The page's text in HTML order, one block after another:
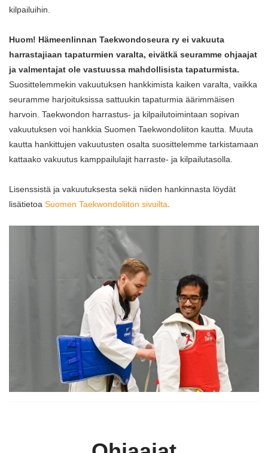
kilpailuihin.
Huom! Hämeenlinnan Taekwondoseura ry ei vakuuta
harrastajiaan tapaturmien varalta, eivätkä seuramme ohjaajat
ja valmentajat ole vastuussa mahdollisista tapaturmista.
Suosittelemmekin vakuutuksen hankkimista kaiken varalta, vaikka
seuramme harjoituksissa sattuukin tapaturmia äärimmäisen
harvoin Taekwondon harrastus- ja kilpailutoimintaan sopivan
vakuutuksen voi hankkia Suomen Taekwondoliiton kautta.
Muuta
kautta hankittujen vakuutusten osalta suosittelemme tarkistamaan
kattaako vakuutus kamppailulajit harraste- ja kilpailutasolla.
Lisenssistä ja vakuutuksesta sekä niiden hankinnasta löydät
lisätietoa Suomen Taekwondoliiton sivuilta